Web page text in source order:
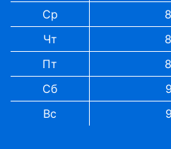
Ср
Чт
Пт
Сб
Вс